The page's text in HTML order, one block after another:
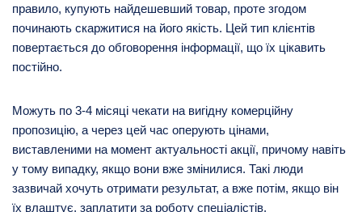
правило, купують найдешевший товар, проте згодом
починають скаржитися на його якість. Цей тип клієнтів
повертається до обговорення інформації, що їх цікавить
постійно.
Можуть по 3-4 місяці чекати на вигідну комерційну
пропозицію, а через цей час оперують цінами,
виставленими на момент актуальності акції, причому навіть
у тому випадку, якщо вони вже змінилися. Такі люди
зазвичай хочуть отримати результат, а вже потім, якщо він
їх влаштує, заплатити за роботу спеціалістів.